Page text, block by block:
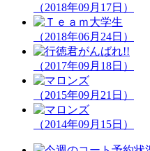
（2018年09月17日）
（2018年06月24日）
（2017年09月18日）
（2015年09月21日）
（2014年09月15日）